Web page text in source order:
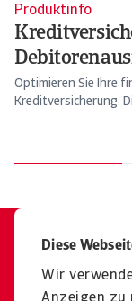
Diese
Wir
Produktinfo
Optimieren Sie Ihre
Kreditversicherung.
Finden